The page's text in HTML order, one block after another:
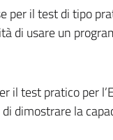
per il test di tipo
di usare un
il test pratico per
dimostrare la